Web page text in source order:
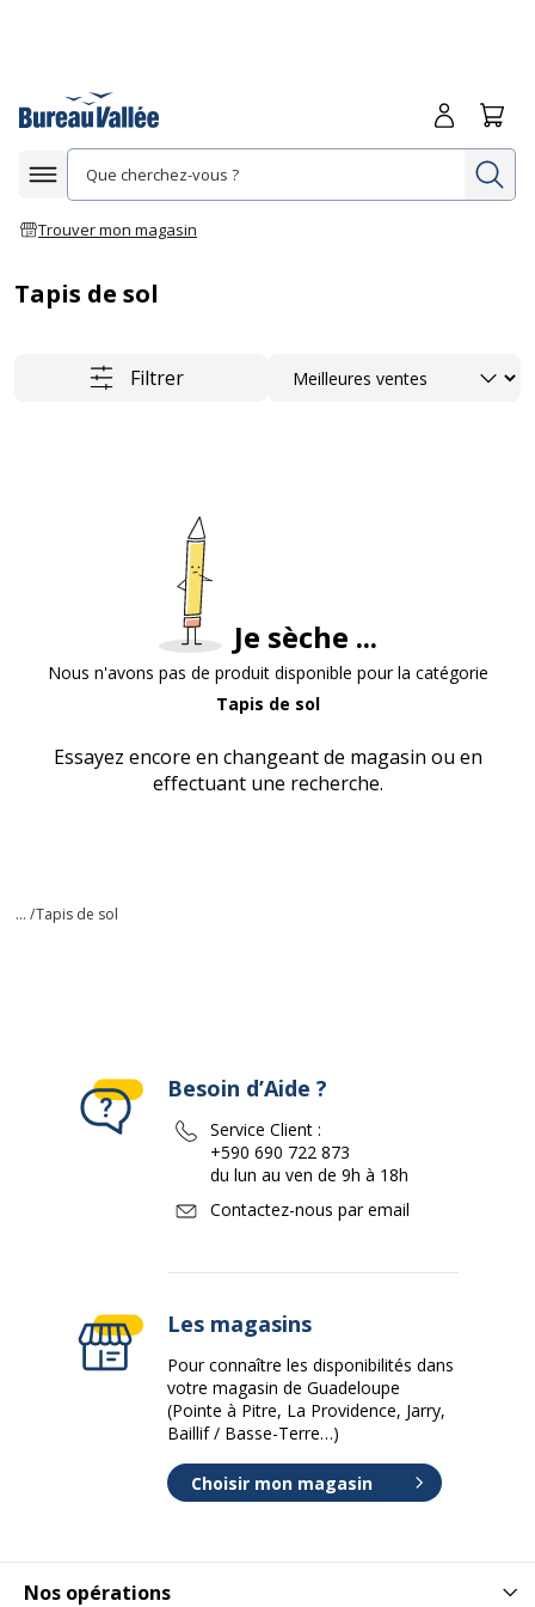
Afficher la navigation
Trouver mon magasin
Me
Tapis de sol
Filtrer Trier
Je sèche ...
Nous n'avons pas de produit disponible pour la catégorie
Tapis de sol
Essayez encore en changeant de magasin ou en
effectuant une recherche.
... /Tapis de sol
Nos opérations
Besoin d’Aide ?
Service Client :
+590 690 722 873
du lun au ven de 9h à 18h
Contactez-nous par email
Les magasins
Pour connaître les disponibilités dans
votre magasin de Guadeloupe
(Pointe à Pitre, La Providence, Jarry,
Baillif / Basse-Terre…)
Choisir mon magasin